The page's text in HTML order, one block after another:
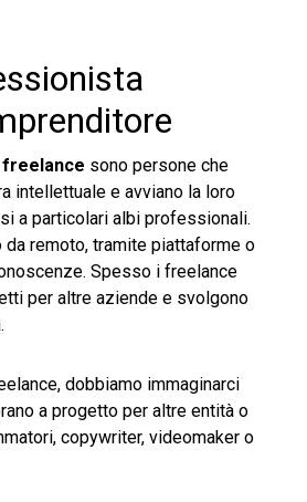
sono persone che
intellettuale e avviano la loro
a particolari albi professionali.
remoto, tramite piattaforme o
Spesso i freelance
per altre aziende e svolgono
dobbiamo immaginarci
a progetto per altre entità o
copywriter, videomaker o